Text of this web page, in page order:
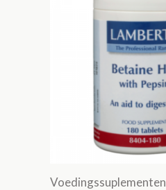
Voedingssuplementen